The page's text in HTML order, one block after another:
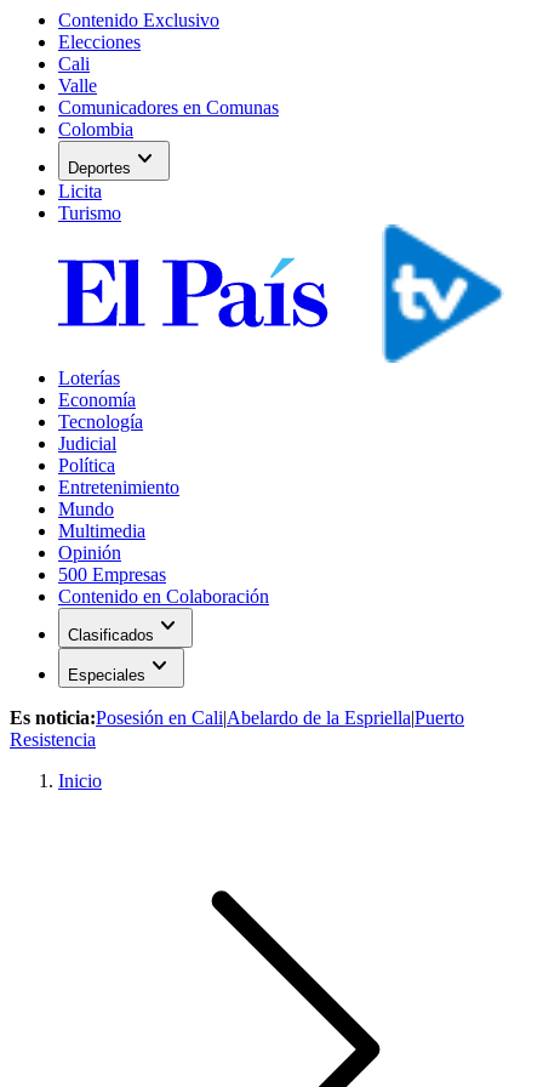
Contenido Exclusivo
Elecciones
Cali
Valle
Comunicadores en Comunas
Colombia
Deportes expand_more
Licita
Turismo
Loterías
Economía
Tecnología
Judicial
Política
Entretenimiento
Mundo
Multimedia
Opinión
500 Empresas
Contenido en Colaboración
Clasificados expand_more
Especiales expand_more
Es noticia:Posesión en Cali|Abelardo de la Espriella|Puerto
Resistencia
Inicio